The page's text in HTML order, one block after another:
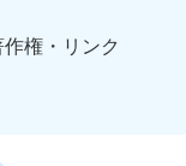
権・リンク